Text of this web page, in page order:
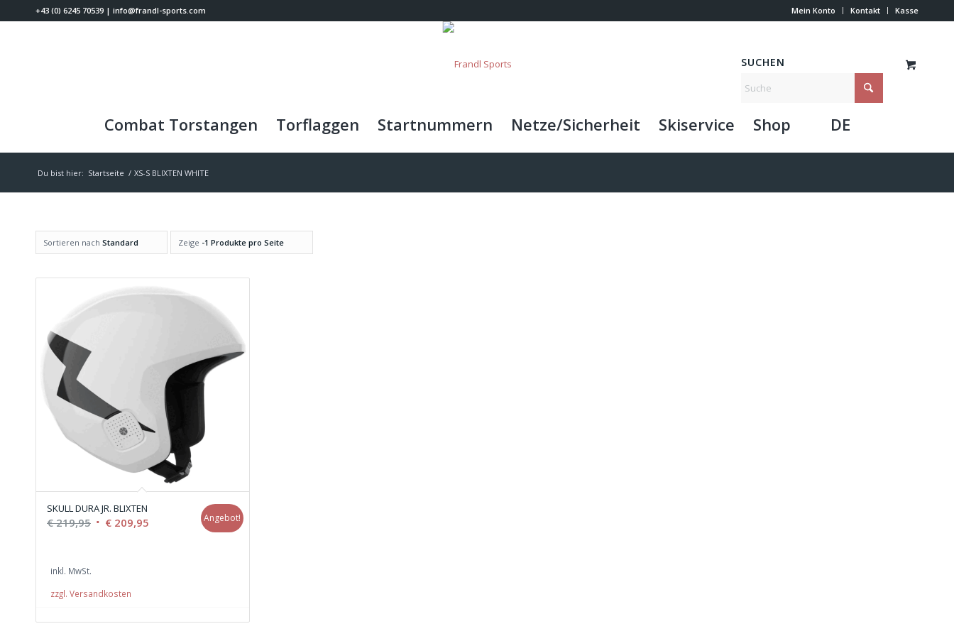
Mein Konto Kontakt Kasse
+43 (0) 6245 70539 | info@frandl-sports.com
SUCHEN
Combat Torstangen Torflaggen Startnummern Netze/Sicherheit Skiservice Shop DE
Du bist hier: Startseite / XS-S BLIXTEN WHITE
Sortieren nach Standard Zeige -1 Produkte pro Seite
SKULL DURA JR. BLIXTEN
€219,95 Ursprünglicher
€ 209,95 Angebot!
inkl. MwSt.
zzgl. Versandkosten